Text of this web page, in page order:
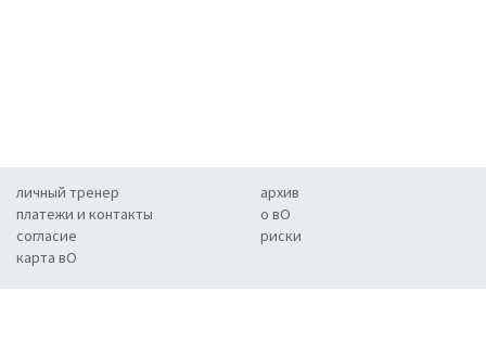
личный тренер
платежи и контакты
согласие
карта вО
архив
о вО
риски